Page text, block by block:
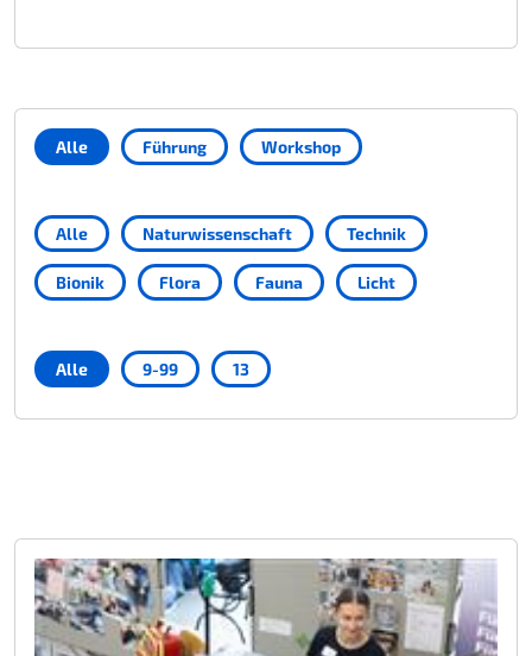
Alle Führung Workshop
Alle Naturwissenschaft Technik
Bionik Flora Fauna Licht
Alle 9-99 13